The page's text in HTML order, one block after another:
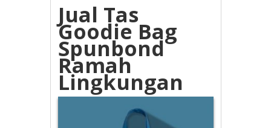
Jual Tas
Goodie Bag
Spunbond
Ramah
Lingkungan